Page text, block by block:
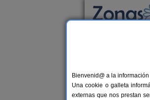
Monte
Casa Rural
Bienvenid@ a la
Una cookie o galleta
externas que nos prestan